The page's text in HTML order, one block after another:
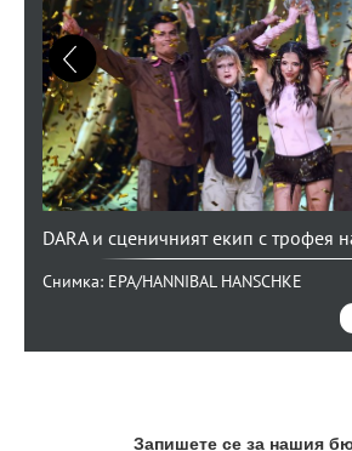
DARA и сценичният екип с трофея
Снимка: EPA/HANNIBAL HANSCHKE
Снимка: EPA/HANNIBAL HANSCHKE
Снимка: EPA/HANNIBAL HANSCHKE